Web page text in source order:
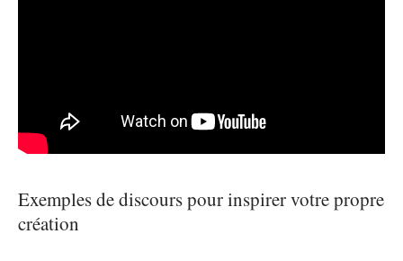
Exemples de discours pour inspirer votre propre
création